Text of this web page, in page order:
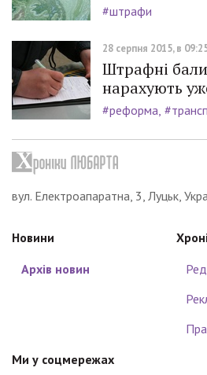
#штрафи
28 серпня 2015, в
Штрафні
нарахують
#реформа
вул. Електроапаратна, 3, Луцьк,
Новини
Архів новин
Ми у соцмережах